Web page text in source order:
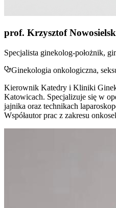
prof. Krzysztof
Specjalista ginekolog-położnik,
Ginekologia onkologiczna,
Kierownik Katedry i Kliniki
Katowicach. Specjalizuje się w
jajnika oraz technikach
Współautor prac z zakresu